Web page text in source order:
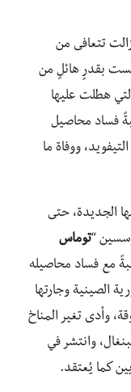
زالت تتعافى من
بقدرٍ هائلٍ من
هطلت عليها
فساد محاصيل
ووفاة ما
الجديدة، حتى
“توماس
مع فساد محاصيله
الصينية وجارتها
وأدى تغير المناخ
وانتشر في
كما يُعتقد.